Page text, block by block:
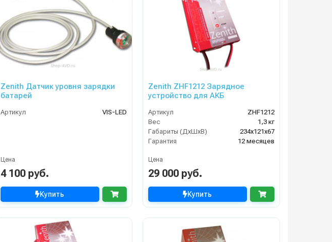
Zenith Датчик уровня зарядки
батарей
Артикул VIS-LED
Цена
4 100 руб.
Купить
Zenith ZHF1212 Зарядное
устройство для АКБ
Артикул
ZHF1212
Вес
1,3 кг
Габариты (ДхШхВ)
234х121х67
Гарантия
12 месяцев
Цена
29 000 руб.
Купить